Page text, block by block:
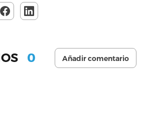
0 Añadir comentario